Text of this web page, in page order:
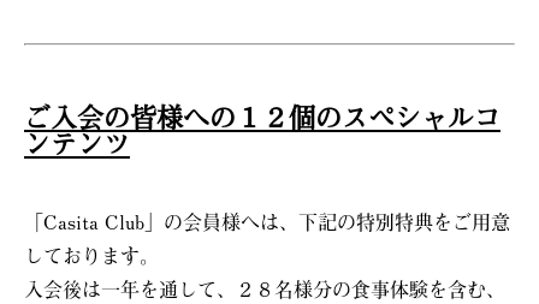
ご入会の皆様への１２個のスペシャルコ
ンテンツ
「Casita Club」の会員様へは、下記の特別特典をご用意
しております。
入会後は一年を通して、２８名様分の食事体験を含む、